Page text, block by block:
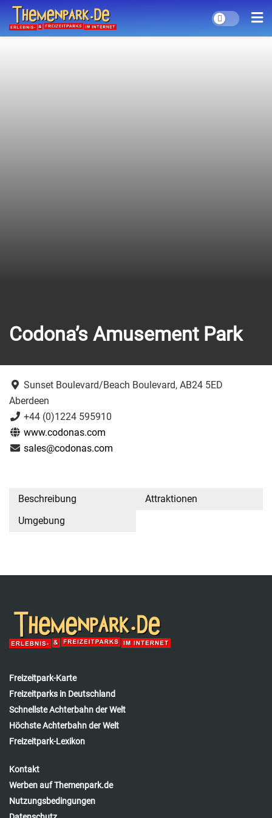
Codona’s Amusement Park
Sunset Boulevard/Beach Boulevard, AB24 5ED
Aberdeen
+44 (0)1224 595910
www.codonas.com
sales@codonas.com
Beschreibung
Attraktionen
Umgebung
Freizeitpark-Karte
Freizeitparks in Deutschland
Schnellste Achterbahn der Welt
Höchste Achterbahn der Welt
Freizeitpark-Lexikon
Kontakt
Werben auf Themenpark.de
Nutzungsbedingungen